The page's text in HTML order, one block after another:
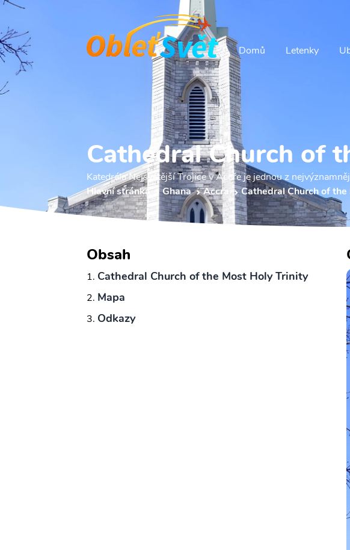
Domů Letenky
Cathedral Church of
Katedrála Nejsvětější Trojice v Accře je jednou z
Hlavní stránka
Ghana Accra Cathedral Church of
Obsah
Cathedral Church of the Most Holy Trinity
Mapa
Odkazy